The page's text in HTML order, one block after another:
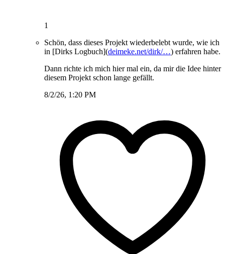
1
Schön, dass dieses Projekt wiederbelebt wurde, wie ich
in [Dirks Logbuch](deimeke.net/dirk/…) erfahren habe.
Dann richte ich mich hier mal ein, da mir die Idee hinter
diesem Projekt schon lange gefällt.
8/2/26, 1:20 PM